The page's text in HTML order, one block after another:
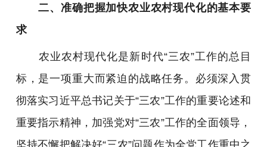
二、准确把握加快农业农村现代化的基本要
求
农业农村现代化是新时代“三农”工作的总目
标，是一项重大而紧迫的战略任务。必须深入贯
彻落实习近平总书记关于“三农”工作的重要论述和
重要指示精神，加强党对“三农”工作的全面领导，
坚持不懈把解决好“三农”问题作为全党工作重中之